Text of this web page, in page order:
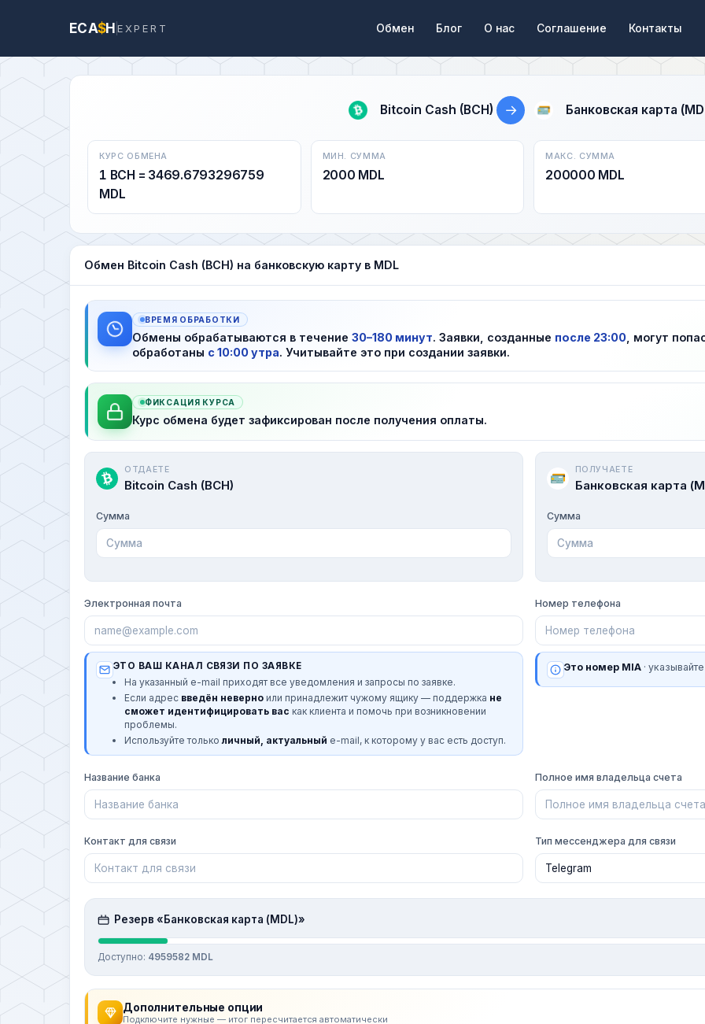
ECA$HEXPERT Обмен Блог О нас Соглашение Контакты
Bitcoin Cash (BCH) → Банковская карта
КУРС ОБМЕНА
1 BCH = 3469.6793296759
MDL
МИН. СУММА
2000 MDL
МАКС. СУММА
200000 MDL
Обмен Bitcoin Cash (BCH) на банковскую карту в MDL
ВРЕМЯ ОБРАБОТКИ
Обмены обрабатываются в течение 30–180 минут. Заявки, созданные после 23:00 , могут
обработаны с 10:00 утра. Учитывайте это при создании заявки.
ФИКСАЦИЯ КУРСА
Курс обмена будет зафиксирован после получения оплаты.
ОТДАЕТЕ
Bitcoin Cash (BCH)
Сумма
ПОЛУЧАЕТЕ
Банковская карта
Сумма
Электронная почта
ЭТО ВАШ КАНАЛ СВЯЗИ ПО ЗАЯВКЕ
На указанный e-mail приходят все уведомления и запросы по заявке.
Если адрес введён неверно или принадлежит чужому ящику — поддержка не
сможет идентифицировать вас как клиента и помочь при возникновении
проблемы.
Используйте только личный, актуальный e-mail, к которому у вас есть доступ.
Номер телефона
Это номер MIA·
Название банка Полное имя владельца счета
Контакт для связи Тип мессенджера для связи
Резерв «Банковская карта (MDL)»
Доступно: 4959582 MDL
Дополнительные опции
Подключите нужные — итог пересчитается автоматически